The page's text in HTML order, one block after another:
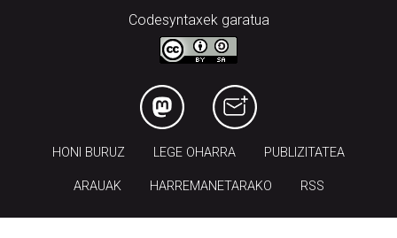
Codesyntaxek garatua
HONI BURUZ LEGE OHARRA PUBLIZITATEA
ARAUAK HARREMANETARAKO RSS